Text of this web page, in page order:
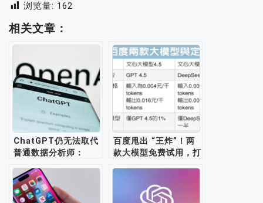
浏览量: 162
相关文章：
ChatGPT仍无法取代
普通数据分析师：
数据分析领域的挑战
百度甩出 “王炸”！两
款大模型免费试用，打